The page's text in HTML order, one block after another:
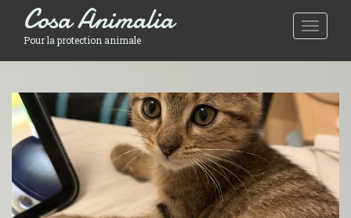
Toggle
Cosa Animalia
Pour la protection animale